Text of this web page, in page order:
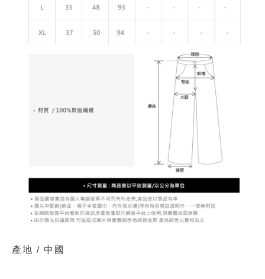
產地 / 中國